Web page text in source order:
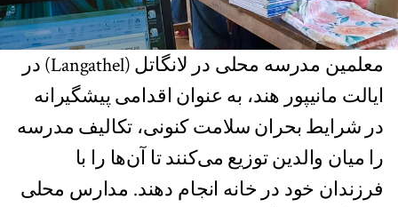
معلمین مدرسه محلی در لانگاتل (Langathel) در
ایالت مانیپور هند، به عنوان اقدامی پیشگیرانه
در شرایط بحران سلامت کنونی، تکالیف مدرسه
را میان والدین توزیع می‌کنند تا آن‌ها را با
فرزندان خود در خانه انجام دهند. مدارس محلی